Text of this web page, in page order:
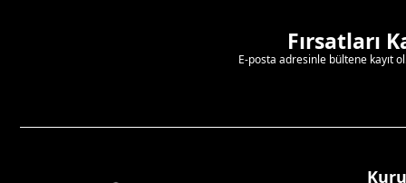
Fırsatları
E-posta adresinle bültene kayıt